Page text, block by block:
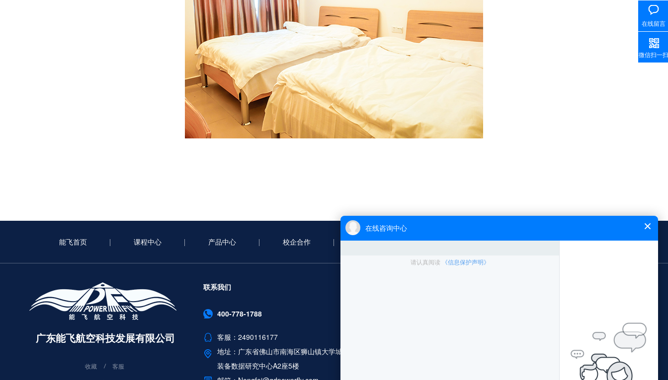
能飞首页 课程中心 产品中心 校企合作 合作案例 新闻中心 能飞简介 网站地图
广东能飞航空科技发展有限公司
收藏
客服
联系我们
400-778-1788
客服：2490116177
地址：广东省佛山市南海区狮山镇大学城广工大数控
装备数据研究中心A2座5楼
阳江市公安局森林公安
青海省地理国情监测院
广西柳州执法局
在线留言
微信扫一扫